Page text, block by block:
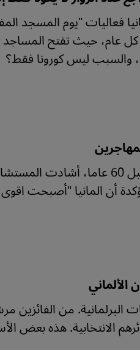
أطلق مسلمو ألمانيا فعاليات "يوم
عام، حيث تفتح المساجد
بمناسبة اتفاق توظيف العمال الأتراك
أن المانيا "أصبحت
الألماني
البرلمانية. من
الانتخابية. هذه بعض